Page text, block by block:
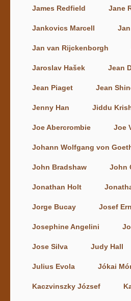
James Redfield Jane
Jankovics Marcell
Jan van Rijckenborgh
Jaroslav Hašek Jean
Jean Piaget Jean
Jenny Han Jiddu
Joe Abercrombie Joe
Johann Wolfgang von
John Bradshaw John
Jonathan Holt
Jorge Bucay Josef
Josephine Angelini
Jose Silva Judy Hall
Julius Evola Jókai
Kaczvinszky József